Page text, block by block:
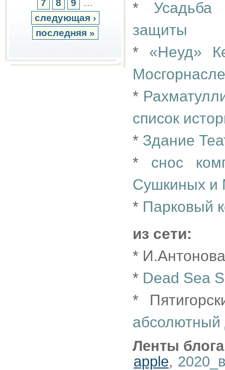
7 8 9
…
следующая ›
последняя »
* Усадьба
защиты
* «Неуд»
*
список
* Здание
* снос
Сушкиных и
* Парковый
из сети:
*
* Dead Sea
*
Ленты
apple,